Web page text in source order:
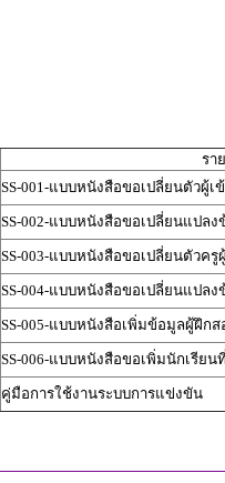
รา
SS-001-แบบหนังสือขอเปลี่ยนตัวผู้เ
SS-002-แบบหนังสือขอเปลี่ยนแปล
SS-003-แบบหนังสือขอเปลี่ยนตัวครู
SS-004-แบบหนังสือขอเปลี่ยนแปล
SS-005-แบบหนังสือเพิ่มข้อมูลผู้ฝึกส
SS-006-แบบหนังสือขอเพิ่มนักเรีย
คู่มือการใช้งานระบบการแข่งขัน